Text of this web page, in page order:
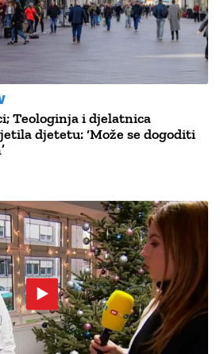
Teologinja i djelatnica
djetetu: ‘Može se dogoditi